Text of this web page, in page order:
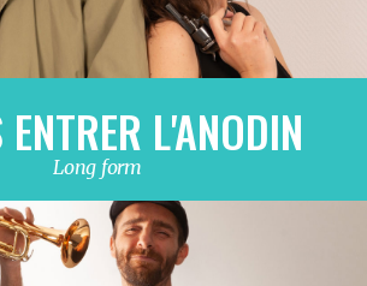
Long form
ENTRER L'ANODIN